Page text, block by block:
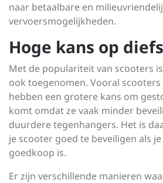
naar betaalbare en
vervoersmogelijkheden.
Hoge kans op
Met de populariteit van scooters
ook toegenomen. Vooral
hebben een grotere kans om
komt omdat ze vaak minder
duurdere tegenhangers. Het is
je scooter goed te beveiligen als
goedkoop is.
Er zijn verschillende manieren